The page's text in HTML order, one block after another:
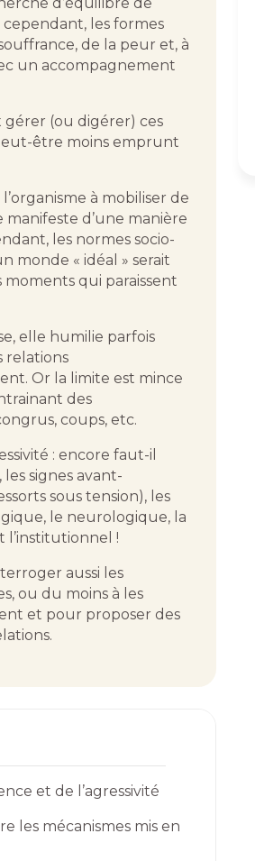
les formes
de la peur et, à
un accompagnement
gérer (ou digérer) ces
être moins emprunt
à mobiliser de
manifeste d’une manière
les normes socio-
monde « idéal » serait
qui paraissent
elle humilie parfois
relations
Or la limite est mince
des
coups, etc.
: encore faut-il
signes avant-
sous tension), les
le neurologique, la
l’institutionnel !
aussi les
ou du moins à les
et pour proposer des
et de l’agressivité
les mécanismes mis en